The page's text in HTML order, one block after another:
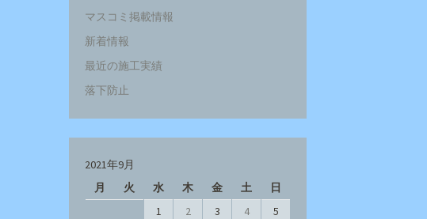
マスコミ掲載情報
新着情報
最近の施工実績
落下防止
2021年9月
月
火 水 木 金 土 日
1 2 3 4
5